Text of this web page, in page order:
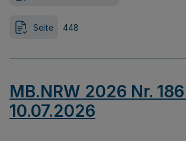
Seite 448
MB.NRW 2026 Nr.
10.07.2026